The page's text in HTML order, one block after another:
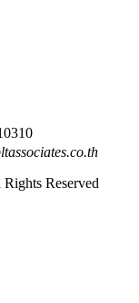
Reserved